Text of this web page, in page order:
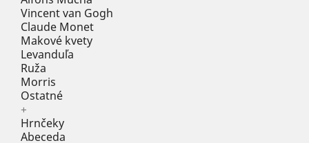
Vincent van Gogh
Claude Monet
Makové kvety
Levanduľa
Ruža
Morris
Ostatné
+
Hrnčeky
Abeceda